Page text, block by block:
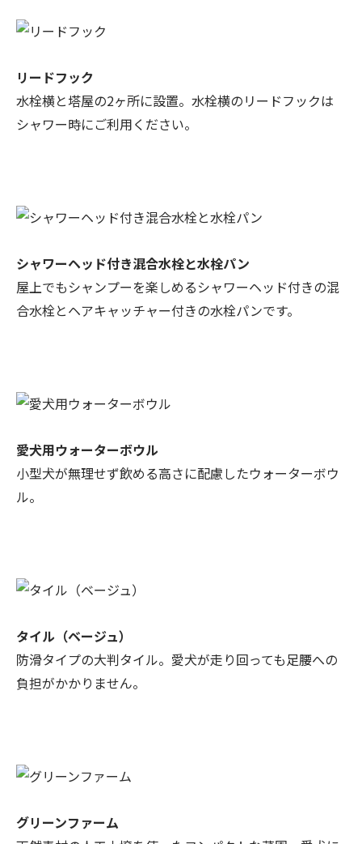
リードフック
水栓横と塔屋の2ヶ所に設置。水栓横のリードフックは
シャワー時にご利用ください。
シャワーヘッド付き混合水栓と水栓パン
屋上でもシャンプーを楽しめるシャワーヘッド付きの混
合水栓とヘアキャッチャー付きの水栓パンです。
愛犬用ウォーターボウル
小型犬が無理せず飲める高さに配慮したウォーターボウ
ル。
タイル（ベージュ）
防滑タイプの大判タイル。愛犬が走り回っても足腰への
負担がかかりません。
グリーンファーム